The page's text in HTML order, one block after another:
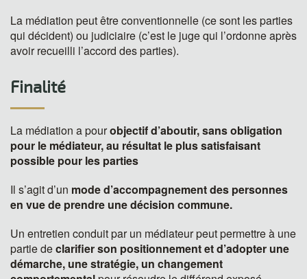
La médiation peut être conventionnelle (ce sont les parties
qui décident) ou judiciaire (c’est le juge qui l’ordonne après
avoir recueilli l’accord des parties).
Finalité
La médiation a pourobjectif d’aboutir, sans obligation
pour le médiateur, au résultat le plus satisfaisant
possible pour les parties
Il s’agit d’un mode d’accompagnement des personnes
en vue de prendre une décision commune.
Un entretien conduit par un médiateur peut permettre à une
partie declarifier son positionnement et d’adopter une
démarche, une stratégie, un changement